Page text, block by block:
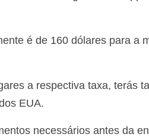
é de 160 dólares para a
a respectiva taxa, terás
EUA.
necessários antes da